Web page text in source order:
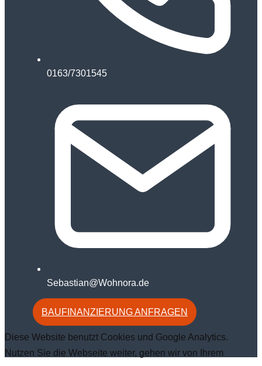
0163/7301545
Sebastian@Wohnora.de
BAUFINANZIERUNG ANFRAGEN
Diese Website benutzt Cookies und Google Analytics.
Nutzen Sie die Webseite weiter, gehen wir von Ihrem